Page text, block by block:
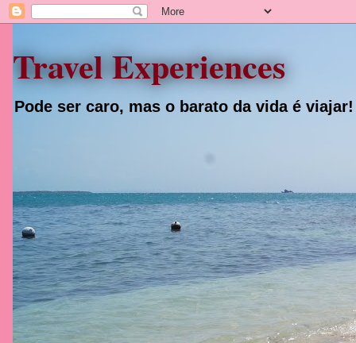
Travel Experiences
Pode ser caro, mas o barato da vida é viajar!